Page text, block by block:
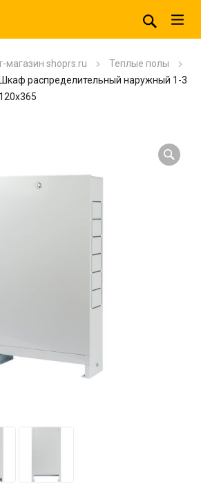
магазин shoprs.ru
Теплые полы
распределительный наружный 1-3